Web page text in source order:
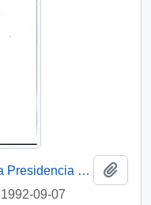
[Carta del Jefe de Gabinete de la Presidencia a Gobernador Provincial de Antofagasta]
1992-09-07